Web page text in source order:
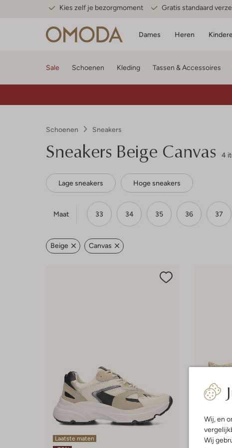
Kies zelf je bezorgmoment Gratis standaard
Dames Heren
Wij, en
Wij
Sale Schoenen Kleding Tassen & Accessoires
Schoenen Sneakers
Sneakers Beige Canvas 4
Lage sneakers Hoge sneakers
Maat 33 34 35 36 37
Beige Canvas
Laatste maten
Laatste